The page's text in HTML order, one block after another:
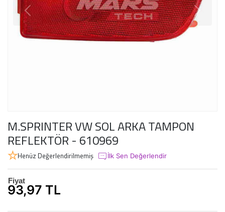
M.SPRINTER VW SOL ARKA TAMPON
REFLEKTÖR - 610969
Henüz Değerlendirilmemiş İlk Sen Değerlendir
Fiyat
93,97 TL